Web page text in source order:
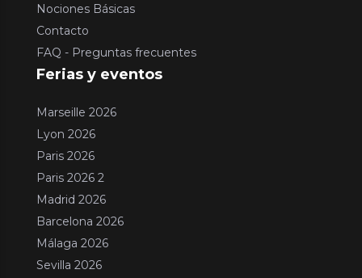
Nociones Básicas
Contacto
FAQ - Preguntas frecuentes
Ferias y eventos
Marseille 2026
Lyon 2026
Paris 2026
Paris 2026 2
Madrid 2026
Barcelona 2026
Málaga 2026
Sevilla 2026